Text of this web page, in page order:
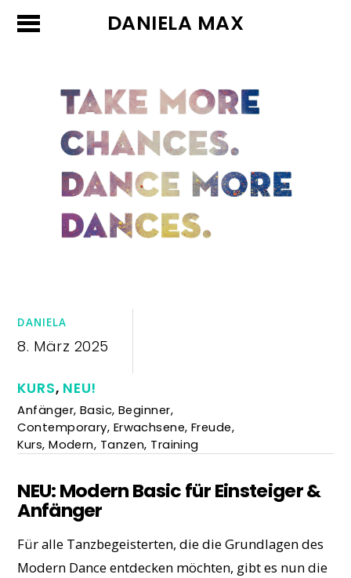
DANIELA MAX
DANIELA
8. März 2025
KURS, NEU!
Anfänger, Basic, Beginner,
Contemporary, Erwachsene, Freude,
Kurs,Modern, Tanzen, Training
NEU: Modern Basic für Einsteiger &
Anfänger
Für alle Tanzbegeisterten, die die Grundlagen des
Modern Dance entdecken möchten, gibt es nun die